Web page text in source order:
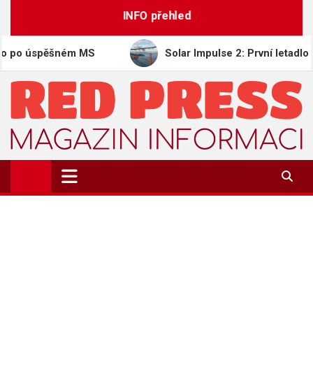
INFO přehled
MS Solar Impulse 2: První letadlo obletělo
REDPRESS.CZ
Magazín informací | Zpravodajství